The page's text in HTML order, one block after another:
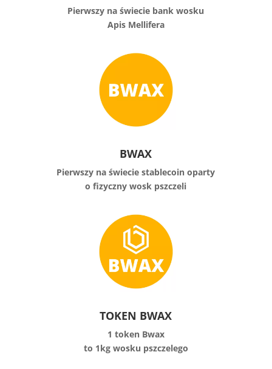
Pierwszy na świecie bank wosku
Apis Mellifera
BWAX
Pierwszy na świecie stablecoin oparty
o fizyczny wosk pszczeli
TOKEN BWAX
1 token Bwax
to 1kg wosku pszczelego